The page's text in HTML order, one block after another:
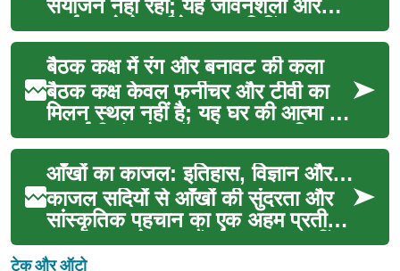
संयोजन नहीं रहा; यह जीवनशैली और
कार्य करने के तरीके का प्रतिबिंब बन
चुका है। पिछले...
बैठक कक्ष में रंग और बनावट की कला
बैठक कक्ष केवल फर्नीचर और टीवी का
मिलन स्थल नहीं है; यह घर की आत्मा का
प्रदर्शनी मंच है। रंग और बनावट मिलकर
उस माहौल ...
आँखों का काजल: इतिहास, विज्ञान और समकालीन प्रवृत्तियाँ
काजल सदियों से आँखों की सुंदरता और
सांस्कृतिक पहचान का एक अहम प्रतीक
रहा है। यह केवल सौंदर्य प्रसाधन नहीं,
बल्कि घरों...
टेक और ऑटो